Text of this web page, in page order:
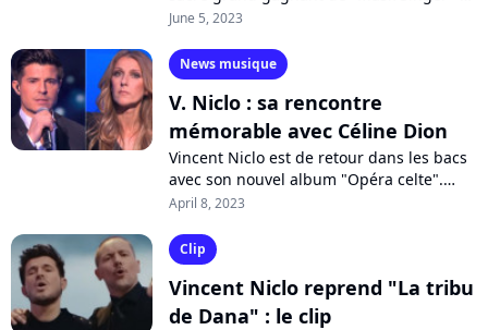
l'issue d'une finale intense sur TF1. Le
June 5, 2023
News musique
V. Niclo : sa rencontre
mémorable avec Céline Dion
Vincent Niclo est de retour dans les bacs
avec son nouvel album "Opéra celte".
Invité de l'émission "Télématin", le
April 8, 2023
Clip
Vincent Niclo reprend "La tribu
de Dana" : le clip